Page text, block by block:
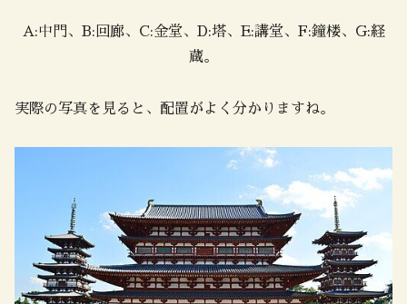
A:中門、B:回廊、C:金堂、D:塔、E:講堂、F:鐘楼、G:経
蔵。
実際の写真を見ると、配置がよく分かりますね。